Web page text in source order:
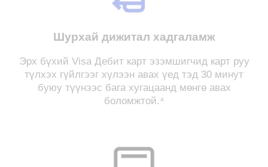
Шурхай дижитал хадгаламж
Эрх бүхий Visa Дебит карт эзэмшигчид карт руу
түлхэх гүйлгээг хүлээн авах үед тэд 30 минут
буюу түүнээс бага хугацаанд мөнгө авах
боломжтой.⁴